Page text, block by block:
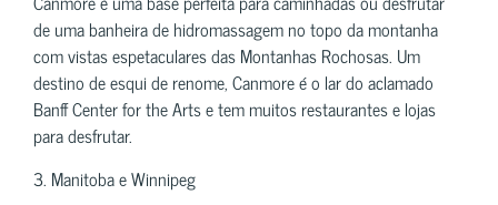
de uma banheira de hidromassagem no topo da montanha
com vistas espetaculares das Montanhas Rochosas. Um
destino de esqui de renome, Canmore é o lar do aclamado
Banff Center for the Arts e tem muitos restaurantes e lojas
para desfrutar.
3. Manitoba e Winnipeg